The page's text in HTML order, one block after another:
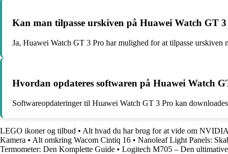
Kan man tilpasse urskiven på Huawei Watch GT
Ja, Huawei Watch GT 3 Pro har mulighed for at tilpasse urskiven
Hvordan opdateres softwaren på Huawei Watch
Softwareopdateringer til Huawei Watch GT 3 Pro kan
LEGO ikoner og tilbud • Alt hvad du har brug for at vide om
Kamera • Alt omkring Wacom Cintiq 16 • Nanoleaf Light Panels:
Termometer: Den Komplette Guide • Logitech M705 – Den